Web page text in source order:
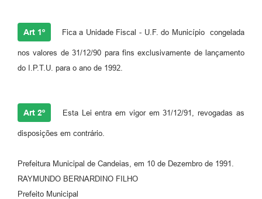
Vigilância em Saúde
Creche Municipal
Farmácia Municipal
REMUME
Orientações COVID-19
Contratos
Art 1º Fica a Unidade Fiscal - U.F. do Município congelada
nos valores de 31/12/90 para fins exclusivamente de lançamento
do I.P.T.U. para o ano de 1992.
Art 2º Esta Lei entra em vigor em 31/12/91, revogadas as
disposições em contrário.
Prefeitura Municipal de Candeias, em 10 de Dezembro de 1991.
RAYMUNDO BERNARDINO FILHO
Prefeito Municipal